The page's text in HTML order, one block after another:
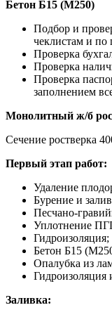
Бетон Б15 (М250)
Подбор и
чеклистам и по
Проверка
Проверка
Проверка
заполнением
Монолитный ж/б
Сечение ростверка
Первый этап работ:
Удаление
Бурение и
Песчано-
Уплотнение
Гидроизоляция;
Бетон Б15
Опалубка из
Гидроизоляция
Заливка: